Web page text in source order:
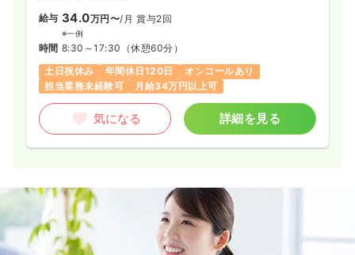
給与 34.0万円〜/月 賞与2回
※一例
時間 8:30～17:30 （休憩60分）
土日祝休み
年間休日120日
オンコールあり
担当業務未経験可
月給34万円以上可
気になる 詳細を見る